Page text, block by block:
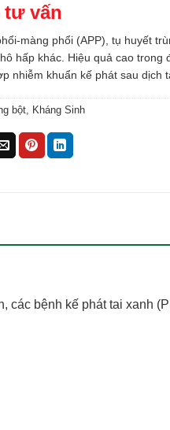
tư vấn
màng phổi (APP), tụ huyết
hấp khác. Hiệu quả cao
nhiễm khuẩn kế phát sau dịch
bột, Kháng Sinh
các bệnh kế phát tai xanh